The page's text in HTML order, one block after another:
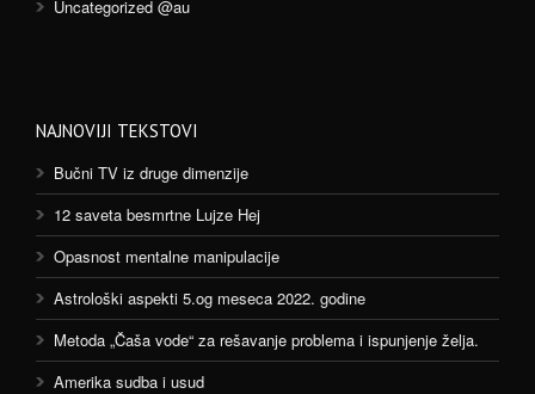
Uncategorized @au
NAJNOVIJI TEKSTOVI
Bučni TV iz druge dimenzije
12 saveta besmrtne Lujze Hej
Opasnost mentalne manipulacije
Astrološki aspekti 5.og meseca 2022. godine
Metoda „Čaša vode“ za rešavanje problema i ispunjenje želja.
Amerika sudba i usud